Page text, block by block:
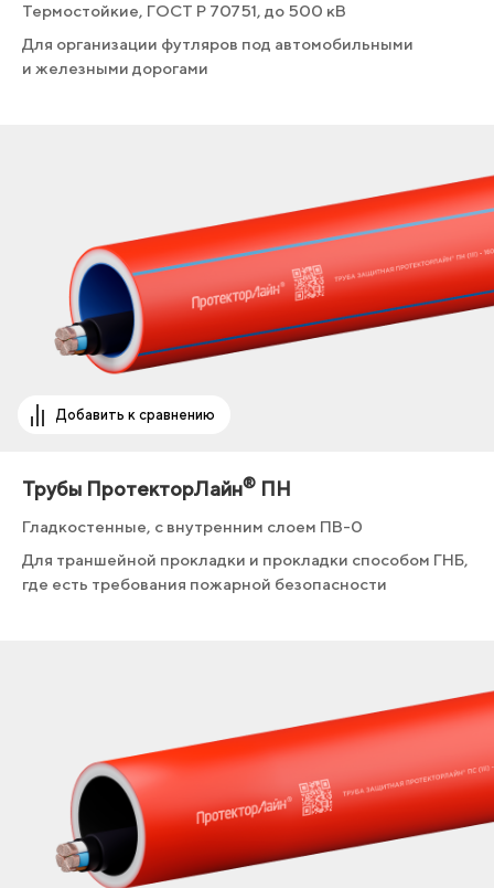
Термостойкие, ГОСТ Р 70751, до 500 кВ
Для организации футляров под автомобильными
и железными дорогами
Добавить к сравнению
Трубы ПротекторЛайн® ПН
Гладкостенные, с внутренним слоем ПВ-0
Для траншейной прокладки и прокладки способом ГНБ,
где есть требования пожарной безопасности